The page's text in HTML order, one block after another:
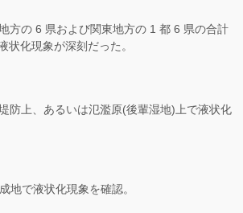
方の 6 県および関東地方の 1 都 6 県の合計
化現象が深刻だった。
防上、あるいは氾濫原(後輩湿地)上で液状化
地で液状化現象を確認。